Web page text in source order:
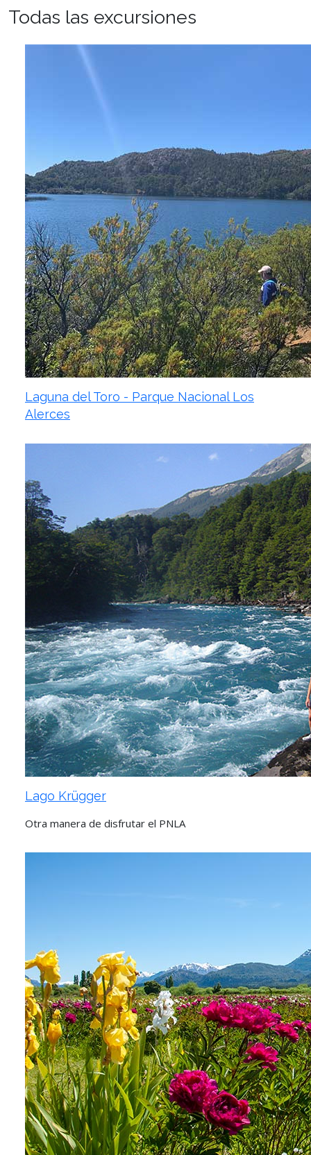
Todas las excursiones
Laguna del Toro - Parque Nacional Los
Alerces
Lago Krügger
Otra manera de disfrutar el PNLA